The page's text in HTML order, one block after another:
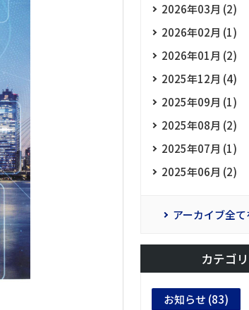
2026年03月 (2)
2026年02月 (1)
2026年01月 (2)
2025年12月 (4)
2025年09月 (1)
2025年08月 (2)
2025年07月 (1)
2025年06月 (2)
アーカイブ全
カテゴリ
お知らせ (83)